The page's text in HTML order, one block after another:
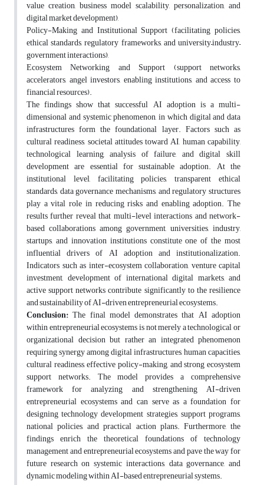
value creation, business model scalability, personalization, and
digital market development),
Policy-Making and Institutional Support (facilitating policies,
ethical standards, regulatory frameworks, and university–industry–
government interactions),
Ecosystem Networking and Support (support networks,
accelerators, angel investors, enabling institutions, and access to
financial resources).
The findings show that successful AI adoption is a multi-
dimensional and systemic phenomenon, in which digital and data
infrastructures form the foundational layer. Factors such as
cultural readiness, societal attitudes toward AI, human capability,
technological learning, analysis of failure, and digital skill
development are essential for sustainable adoption. At the
institutional level, facilitating policies, transparent ethical
standards, data governance mechanisms, and regulatory structures
play a vital role in reducing risks and enabling adoption. The
results further reveal that multi-level interactions and network-
based collaborations among government, universities, industry,
startups, and innovation institutions constitute one of the most
influential drivers of AI adoption and institutionalization.
Indicators such as inter-ecosystem collaboration, venture capital
investment, development of international digital markets, and
active support networks contribute significantly to the resilience
and sustainability of AI-driven entrepreneurial ecosystems.
Conclusion: The final model demonstrates that AI adoption
within entrepreneurial ecosystems is not merely a technological or
organizational decision but rather an integrated phenomenon
requiring synergy among digital infrastructures, human capacities,
cultural readiness, effective policy-making, and strong ecosystem
support networks. The model provides a comprehensive
framework for analyzing and strengthening AI-driven
entrepreneurial ecosystems and can serve as a foundation for
designing technology development strategies, support programs,
national policies, and practical action plans. Furthermore, the
findings enrich the theoretical foundations of technology
management and entrepreneurial ecosystems and pave the way for
future research on systemic interactions, data governance, and
dynamic modeling within AI-based entrepreneurial systems.